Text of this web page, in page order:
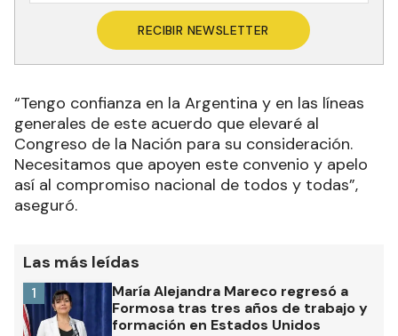
RECIBIR NEWSLETTER
“Tengo confianza en la Argentina y en las líneas
generales de este acuerdo que elevaré al
Congreso de la Nación para su consideración.
Necesitamos que apoyen este convenio y apelo
así al compromiso nacional de todos y todas”,
aseguró.
Las más leídas
María Alejandra Mareco regresó a
Formosa tras tres años de trabajo y
formación en Estados Unidos
1